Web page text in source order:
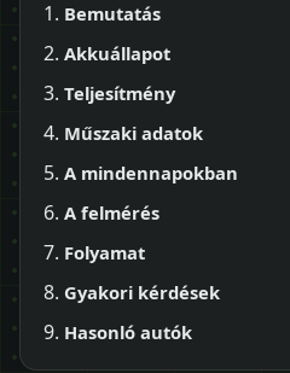
Bemutatás
Akkuállapot
Teljesítmény
Műszaki adatok
A mindennapokban
A felmérés
Folyamat
Gyakori kérdések
Hasonló autók